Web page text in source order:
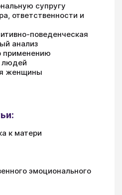
супругу
ответственности и
поведенческая
анализ
применению
людей
женщины
к матери
эмоционального